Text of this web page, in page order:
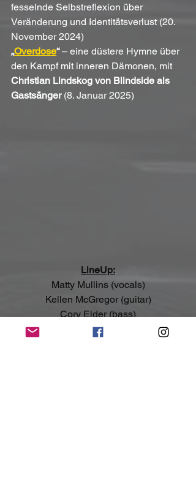
fesselnde Selbstreflexion über
Veränderung und Identitätsverlust (20.
November 2024)
„Overdose“ – eine düstere Hymne über
den Kampf mit inneren Dämonen, mit
Christian Lindskog von Blindside als
Gastsänger (8. Januar 2025)
LineUp:
Matty Mullins (vocals)
Kellen McGregor (guitar)
Cory Elder (bass)
Jake Garland (drums)